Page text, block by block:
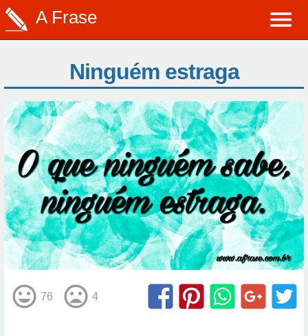
A Frase
Ninguém estraga
76 4